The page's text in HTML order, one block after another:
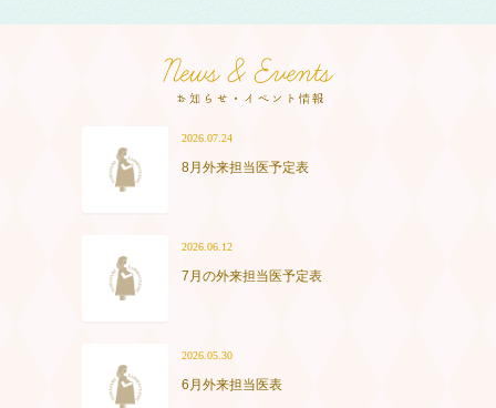
2026.07.24
8月外来担当医予定表
2026.06.12
7月の外来担当医予定表
2026.05.30
6月外来担当医表